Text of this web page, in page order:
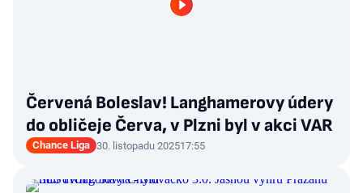
Červená Boleslav! Langhamerovy údery
do obličeje Červa, v Plzni byl v akci VAR
Chance Liga 30. listopadu 202517:55